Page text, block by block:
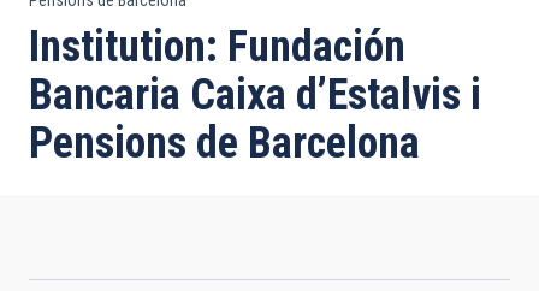
Institution: Fundación
Bancaria Caixa d’Estalvis i
Pensions de Barcelona